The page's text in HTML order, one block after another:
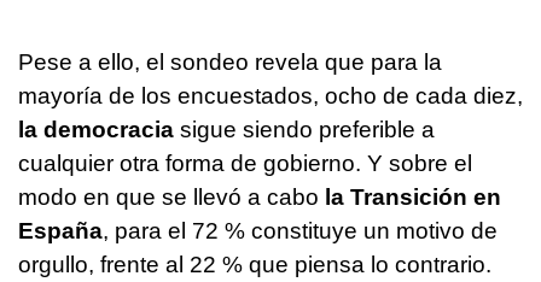
Pese a ello, el sondeo revela que para la
mayoría de los encuestados, ocho de cada diez,
la democracia sigue siendo preferible a
cualquier otra forma de gobierno. Y sobre el
modo en que se llevó a cabo la Transición en
España, para el 72 % constituye un motivo de
orgullo, frente al 22 % que piensa lo contrario.